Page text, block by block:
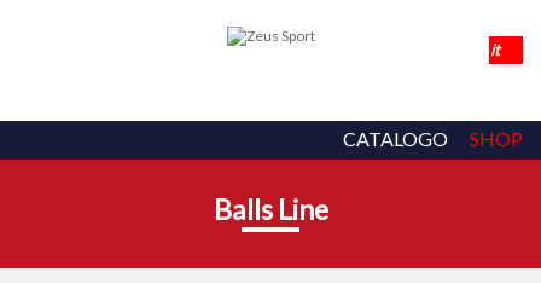
CATALOGO SHOP
Balls Line